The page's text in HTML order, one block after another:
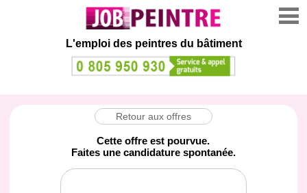
L'emploi des peintres du bâtiment
Retour aux offres
Cette offre est pourvue.
Faites une candidature spontanée.